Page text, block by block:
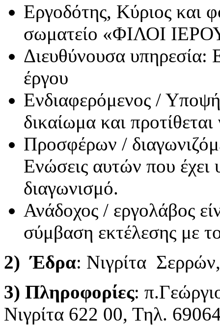
Εργοδότης, Κύριος και
σωματείο «ΦΙΛΟΙ
Διευθύνουσα υπηρεσία:
έργου
Ενδιαφερόμενος /
δικαίωμα και
Προσφέρων /
Ενώσεις αυτών που
διαγωνισμό.
Ανάδοχος / εργολάβος
σύμβαση εκτέλεσης με
2) Έδρα: Νιγρίτα
3) Πληροφορίες:
Νιγρίτα 622 00, Τηλ.